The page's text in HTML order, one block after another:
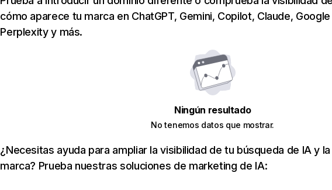
cómo aparece tu marca en ChatGPT, Gemini, Copilot, Claude,
Perplexity y más.
Ningún resultado
No tenemos datos que mostrar.
¿Necesitas ayuda para ampliar la visibilidad de tu búsqueda de IA y
marca? Prueba nuestras soluciones de marketing de IA: